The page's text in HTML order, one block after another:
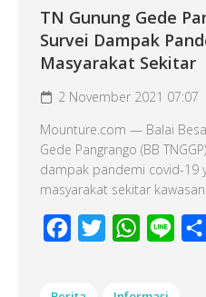
TN Gunung Gede
Survei Dampak
Masyarakat Sekitar
2 November 2021 07:07
Mounture.com — Balai
Gede Pangrango (BB
dampak pandemi covid-19
masyarakat sekitar
Facebook
Twitter WhatsApp
Line